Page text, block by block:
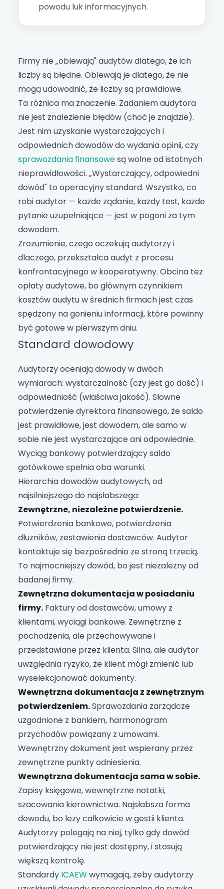
powodu luk informacyjnych.
Firmy nie „oblewają" audytów dlatego, że ich
liczby są błędne. Oblewają je dlatego, że nie
mogą udowodnić, że liczby są prawidłowe.
Ta różnica ma znaczenie. Zadaniem audytora
nie jest znalezienie błędów (choć je znajdzie).
Jest nim uzyskanie wystarczających i
odpowiednich dowodów do wydania opinii, czy
sprawozdania finansowesą wolne od istotnych
nieprawidłowości. „Wystarczający, odpowiedni
dowód" to operacyjny standard. Wszystko, co
robi audytor — każde żądanie, każdy test, każde
pytanie uzupełniające — jest w pogoni za tym
dowodem.
Zrozumienie, czego oczekują audytorzy i
dlaczego, przekształca audyt z procesu
konfrontacyjnego w kooperatywny. Obcina też
opłaty audytowe, bo głównym czynnikiem
kosztów audytu w średnich firmach jest czas
spędzony na gonieniu informacji, które powinny
być gotowe w pierwszym dniu.
Standard dowodowy
Audytorzy oceniają dowody w dwóch
wymiarach: wystarczalność (czy jest go dość) i
odpowiedniość (właściwa jakość). Słowne
potwierdzenie dyrektora finansowego, że saldo
jest prawidłowe, jest dowodem, ale samo w
sobie nie jest wystarczające ani odpowiednie.
Wyciąg bankowy potwierdzający saldo
gotówkowe spełnia oba warunki.
Hierarchia dowodów audytowych, od
najsilniejszego do najsłabszego:
Zewnętrzne, niezależne potwierdzenie.
Potwierdzenia bankowe, potwierdzenia
dłużników, zestawienia dostawców. Audytor
kontaktuje się bezpośrednio ze stroną trzecią.
To najmocniejszy dowód, bo jest niezależny od
badanej firmy.
Zewnętrzna dokumentacja w posiadaniu
firmy. Faktury od dostawców, umowy z
klientami, wyciągi bankowe. Zewnętrzne z
pochodzenia, ale przechowywane i
przedstawiane przez klienta. Silna, ale audytor
uwzględnia ryzyko, że klient mógł zmienić lub
wyselekcjonować dokumenty.
Wewnętrzna dokumentacja z zewnętrznym
potwierdzeniem.Sprawozdania zarządcze
uzgodnione z bankiem, harmonogram
przychodów powiązany z umowami.
Wewnętrzny dokument jest wspierany przez
zewnętrzne punkty odniesienia.
Wewnętrzna dokumentacja sama w sobie.
Zapisy księgowe, wewnętrzne notatki,
szacowania kierownictwa. Najsłabsza forma
dowodu, bo leży całkowicie w gestii klienta.
Audytorzy polegają na niej, tylko gdy dowód
potwierdzający nie jest dostępny, i stosują
większą kontrolę.
Standardy ICAEWwymagają, żeby audytorzy